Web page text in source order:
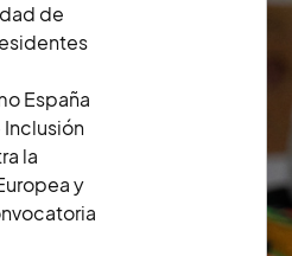
de
España
Inclusión
la
y